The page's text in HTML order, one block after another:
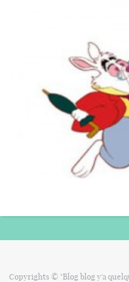
Copyrights © "Blog blog y'a